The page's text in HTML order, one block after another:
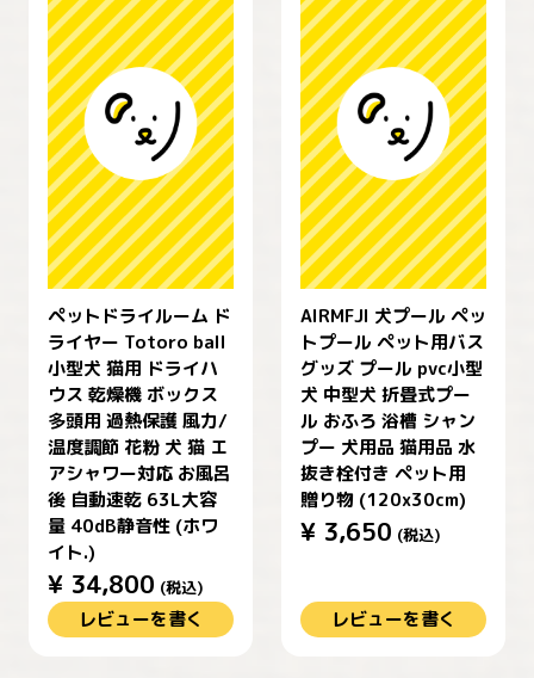
ペットドライルーム ド
ライヤー Totoro ball
小型犬 猫用 ドライハ
ウス 乾燥機 ボックス
多頭用 過熱保護 風力/
温度調節 花粉 犬 猫 エ
アシャワー対応 お風呂
後 自動速乾 63L大容
量 40dB静音性 (ホワ
イト.)
¥ 34,800 (税込)
レビューを書く
AIRMFJI 犬プール ペッ
トプール ペット用バス
グッズ プール pvc小型
犬 中型犬 折畳式プー
ル おふろ 浴槽 シャン
プー 犬用品 猫用品 水
抜き栓付き ペット用
贈り物 (120x30cm)
¥ 3,650 (税込)
レビューを書く